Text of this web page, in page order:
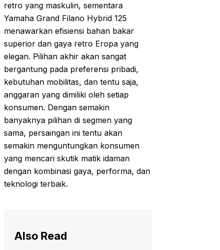
retro yang maskulin, sementara
Yamaha Grand Filano Hybrid 125
menawarkan efisiensi bahan bakar
superior dan gaya retro Eropa yang
elegan. Pilihan akhir akan sangat
bergantung pada preferensi pribadi,
kebutuhan mobilitas, dan tentu saja,
anggaran yang dimiliki oleh setiap
konsumen. Dengan semakin
banyaknya pilihan di segmen yang
sama, persaingan ini tentu akan
semakin menguntungkan konsumen
yang mencari skutik matik idaman
dengan kombinasi gaya, performa, dan
teknologi terbaik.
Also Read